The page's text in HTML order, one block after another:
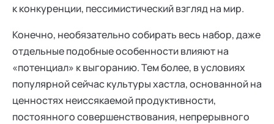
к конкуренции, пессимистический взгляд на мир.
Конечно, необязательно собирать весь набор, даже
отдельные подобные особенности влияют на
«потенциал» к выгоранию. Тем более, в условиях
популярной сейчас культуры хастла, основанной на
ценностях неиссякаемой продуктивности,
постоянного совершенствования, непрерывного